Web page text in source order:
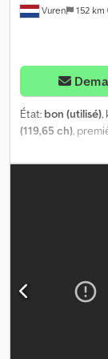
Vuren 152 km
État: bon (utilisé),
(119,65 ch),
4x2,
construction:2022
contrôle de